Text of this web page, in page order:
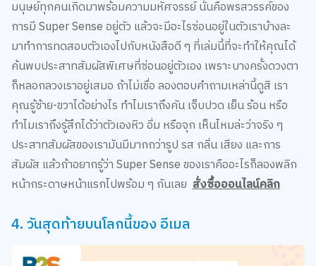
มนุษย์ทุกคนเกิดมาพร้อมความมหัศจรรย์ นั่นคือพรสวรรค์ของ
การมี Super Sense อยู่ตัว แล้วจะมีอะไรซ่อนอยู่ในตัวเราบ้างละ
มาทำการทดสอบตัวเองไปกับหนังสือดี ๆ ที่เล่มนี้ที่จะทำให้คุณได้
ค้นพบประสาทสัมผัสพิเศษที่ซ่อนอยู่ตัวเอง เพราะบางครั้งดวงตา
ก็หลอกลวงเราอยู่เสมอ ถ้าไม่เชื่อ ลองตอบคำถามเหล่านี้ดูสิ เรา
คุณรู้ซ้าย-ขวาได้อย่างไร ทำไมเราถึงคัน เจ็บปวด เย็น ร้อน หรือ
ทำไมเราถึงรู้สึกได้ว่าตัวเองหิว อิ่ม หรือจุก เห็นไหมล่ะว่าจริง ๆ
ประสาทสัมผัสของเรามันมีมากกว่ารูป รส กลิ่น เสียง และการ
สัมผัส แล้วถ้าอยากรู้ว่า Super Sense ของเราคืออะไรก็ลองพลิก
หน้ากระดาษหน้าแรกไปพร้อม ๆ กันเลยสั่งซื้อออนไลน์คลิก
4. วันสุดท้ายบนโลกนี้ของ อีเมล